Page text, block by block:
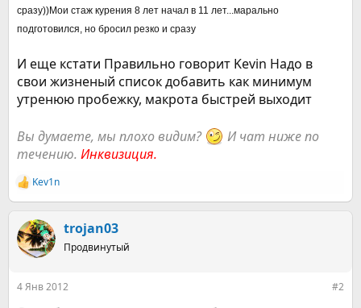
сразу))Мои стаж курения 8 лет начал в 11 лет...марально
подготовился, но бросил резко и сразу
И еще кстати Правильно говорит Kevin Надо в
свои жизненый список добавить как минимум
утренюю пробежку, макрота быстрей выходит
Вы думаете, мы плохо видим?
И чат ниже по
течению. Инквизиция.
Р
е
к
ц
и
Kev1n
trojan03
Продвинутый
4 Янв 2012 #2